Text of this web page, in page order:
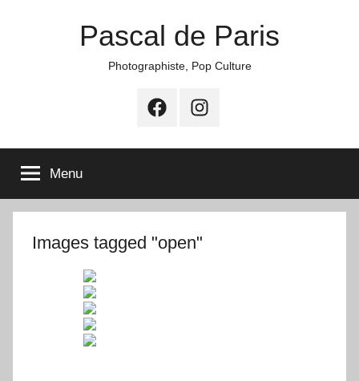
Pascal de Paris
Photographiste, Pop Culture
FacebookInstagram
Menu
Images tagged "open"